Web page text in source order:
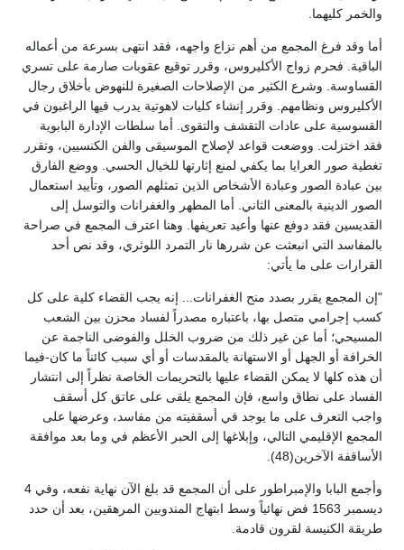
والخمر كليهما.
أما وقد فرغ المجمع من أهم نزاع واجهه، فقد انتهى بسرعة من أعماله
الباقية. فحرم زواج الأكليروس، وقرر توقيع عقوبات صارمة على تسري
القساوسة. وشرع الكثير من الإصلاحات الصغيرة للنهوض بأخلاق رجال
الأكليروس ونظامهم. وقرر إنشاء كليات لاهوتية يدرب فيها الراغبون في
القسوسية على عادات التقشف والتقوى. أما سلطات الإدارة البابوية
فقد اختزلت. ووضعت قواعد لإصلاح الموسيقى والفن الكنسيين، وتقرر
تغطية صور العرايا بما يكفي لمنع إثارتها للخيال الحسي. ووضع الفارق
بين عبادة الصور وعبادة الأشخاص الذين تمثلهم الصور، وتأييد استعمال
الصور الدينية بالمعنى الثاني. أما المطهر والغفرانات والتوسل إلى
القديسين فقد دوفع عنها وأعيد تعريفها. وهنا اعترف المجمع في صراحة
بالمفاسد التي انبعثت عن شررها نار التمرد اللوثري، وقد نص أحد
القرارات على ما يأتي:
"إن المجمع يقرر بصدد منح الغفرانات... إنه يجب القضاء كلية على كل
كسب إجرامي متصل بها، باعتباره مصدراً لفساد محزن بين الشعب
المسيحي؛ أما عن غير ذلك من ضروب الخلل والفوضى الناجمة عن
الخرافة أو الجهل أو الاستهانة بالمقدسات أو أي سبب كائناً ما كان-فيما
أن هذه كلها لا يمكن القضاء عليها بالتحريمات الخاصة نظراً إلى انتشار
الفساد على نطاق واسع، فإن المجمع يلقى على عاتق كل أسقف
واجب التعرف على ما يوجد في أسقفيته من مفاسد، وعرضها على
المجمع الإقليمي التالي، وإبلاغها إلى الحبر الأعظم في وما بعد موافقة
الأساقفة الآخرين(48).
وأجمع البابا والإمبراطور على أن المجمع قد بلغ الآن نهاية نفعه، وفي 4
ديسمبر 1563 فض نهائياً وسط ابتهاج المندوبين المرهقين، بعد أن حدد
طريقة الكنيسة لقرون قادمة.